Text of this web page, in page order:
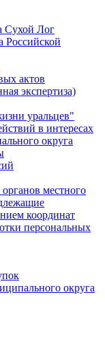
Сухой Лог
Российской
актов
экспертиза)
уральцев"
в интересах
округа
местного
координат
персональных
округа